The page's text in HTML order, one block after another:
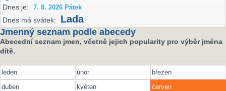
Dnes je:
7. 8. 2026 Pátek
Dnes má svátek: Lada
Jmenný seznam podle abecedy
Abecední seznam jmen, včetně jejich popularity pro výběr jména
dítě.
leden únor
březen
duben
květen
červen